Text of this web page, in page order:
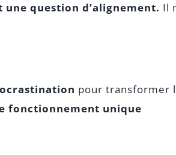
une question d’alignement. Il
pour transformer
fonctionnement unique